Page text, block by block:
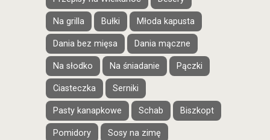
Na grilla Bułki Młoda kapusta
Dania bez mięsa Dania mączne
Na słodko Na śniadanie Pączki
Ciasteczka Serniki
Pasty kanapkowe Schab Biszkopt
Pomidory Sosy na zimę